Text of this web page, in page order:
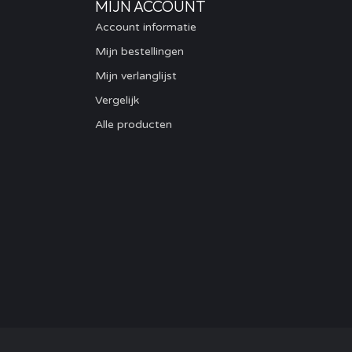
MIJN ACCOUNT
Account informatie
Mijn bestellingen
Mijn verlanglijst
Vergelijk
Alle producten